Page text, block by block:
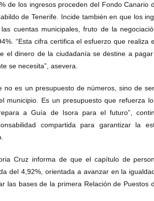
de los ingresos proceden del Fondo Canario
de Tenerife. Incide también en que los
cuentas municipales, fruto de la
“Esta cifra certifica el esfuerzo que realiza
el dinero de la ciudadanía se destine a
se necesita”, asevera.
no es un presupuesto de números, sino de
municipio. Es un presupuesto que refuerza
a Guía de Isora para el futuro”,
compartida para garantizar la
Cruz informa de que el capítulo de
del 4,92%, orientada a avanzar en la
las bases de la primera Relación de Puestos